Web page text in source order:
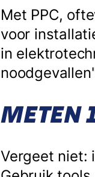
Met PPC,
voor
in
METEN
Vergeet niet: